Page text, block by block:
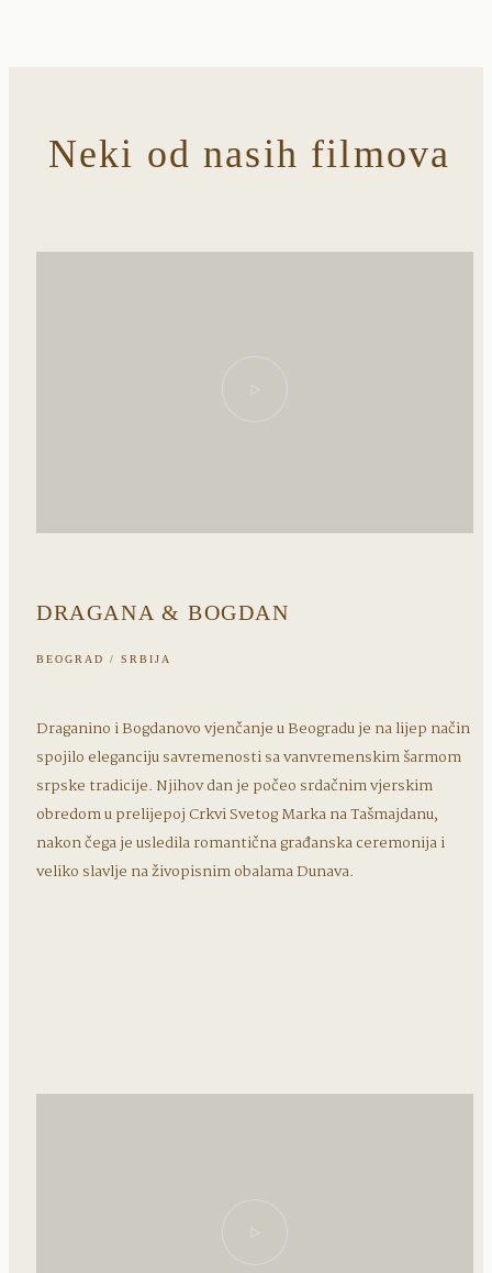
Neki od nasih filmova
DRAGANA & BOGDAN
BEOGRAD / SRBIJA
Draganino i Bogdanovo vjenčanje u Beogradu je na lijep način
spojilo eleganciju savremenosti sa vanvremenskim šarmom
srpske tradicije. Njihov dan je počeo srdačnim vjerskim
obredom u prelijepoj Crkvi Svetog Marka na Tašmajdanu,
nakon čega je usledila romantična građanska ceremonija i
veliko slavlje na živopisnim obalama Dunava.